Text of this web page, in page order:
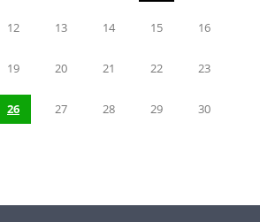
12 13 14 15 16
19 20 21 22 23
26 27 28 29 30